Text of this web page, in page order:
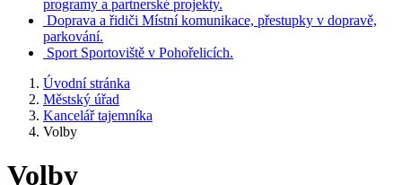
programy a partnerské projekty.
Doprava a řidiči Místní komunikace, přestupky v dopravě,
parkování.
Sport Sportoviště v Pohořelicích.
Úvodní stránka
Městský úřad
Kancelář tajemníka
Volby
Volby